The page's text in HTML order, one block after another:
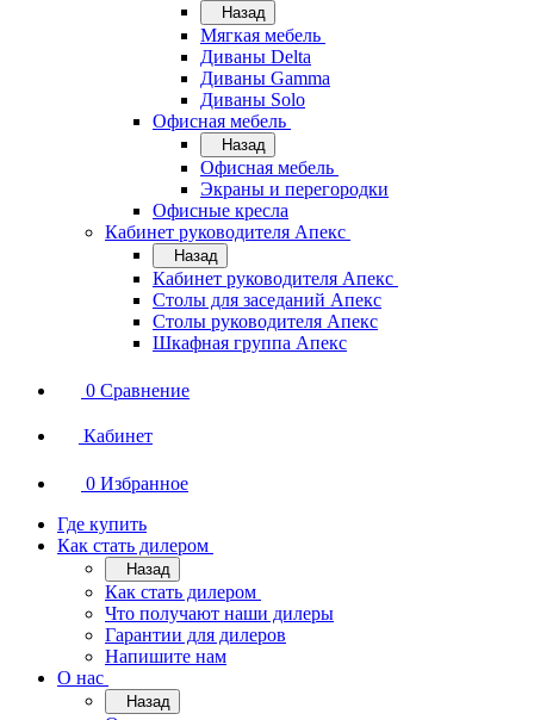
Назад
Мягкая мебель
Диваны Delta
Диваны Gamma
Диваны Solo
Офисная мебель
Назад
Офисная мебель
Экраны и перегородки
Офисные кресла
Кабинет руководителя Апекс
Назад
Кабинет руководителя Апекс
Столы для заседаний Апекс
Столы руководителя Апекс
Шкафная группа Апекс
0 Сравнение
Кабинет
0 Избранное
Где купить
Как стать дилером
Назад
Как стать дилером
Что получают наши дилеры
Гарантии для дилеров
Напишите нам
О нас
Назад